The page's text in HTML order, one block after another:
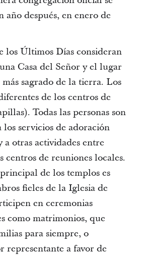
año después, en enero de
los Últimos Días consideran
Casa del Señor y el lugar
sagrado de la tierra. Los
de los centros de
Todas las personas son
los servicios de adoración
a otras actividades entre
centros de reuniones locales.
de los templos es
fieles de la Iglesia de
en ceremonias
como matrimonios, que
para siempre, o
representante a favor de